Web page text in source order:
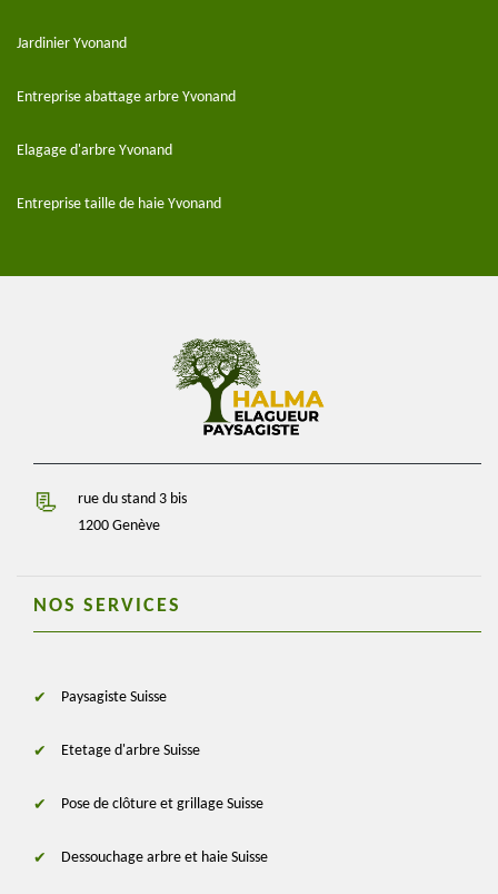
Jardinier Yvonand
Entreprise abattage arbre Yvonand
Elagage d'arbre Yvonand
Entreprise taille de haie Yvonand
rue du stand 3 bis
1200 Genève
NOS SERVICES
Paysagiste Suisse
Etetage d'arbre Suisse
Pose de clôture et grillage Suisse
Dessouchage arbre et haie Suisse